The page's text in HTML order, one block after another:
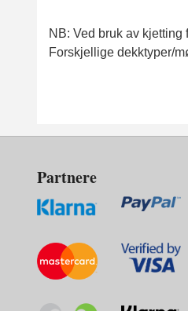
NB: Ved bruk av
Forskjellige dekktyper/
Partnere